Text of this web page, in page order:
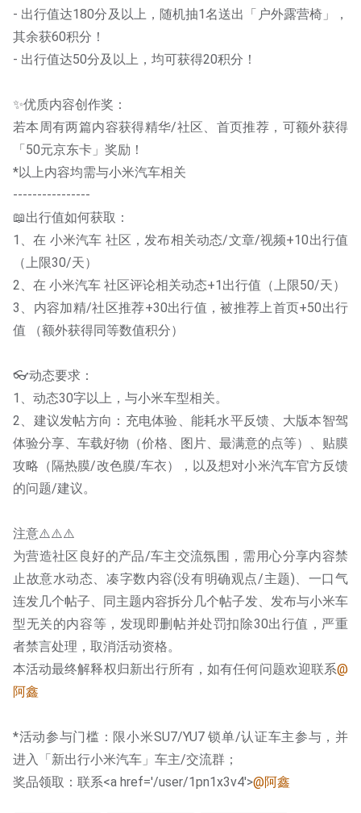
- 出行值达180分及以上，随机抽1名送出「户外露营椅」，
其余获60积分！
- 出行值达50分及以上，均可获得20积分！
✨优质内容创作奖：
若本周有两篇内容获得精华/社区、首页推荐，可额外获得
「50元京东卡」奖励！
*以上内容均需与小米汽车相关
----------------
📖出行值如何获取：
1、在 小米汽车 社区，发布相关动态/文章/视频+10出行值
（上限30/天）
2、在 小米汽车 社区评论相关动态+1出行值（上限50/天）
3、内容加精/社区推荐+30出行值，被推荐上首页+50出行
值 （额外获得同等数值积分）
👓动态要求：
1、动态30字以上，与小米车型相关。
2、建议发帖方向：充电体验、能耗水平反馈、大版本智驾
体验分享、车载好物（价格、图片、最满意的点等）、贴膜
攻略（隔热膜/改色膜/车衣），以及想对小米汽车官方反馈
的问题/建议。
注意⚠️⚠️⚠️
为营造社区良好的产品/车主交流氛围，需用心分享内容禁
止故意水动态、凑字数内容(没有明确观点/主题)、一口气
连发几个帖子、同主题内容拆分几个帖子发、发布与小米车
型无关的内容等，发现即删帖并处罚扣除30出行值，严重
者禁言处理，取消活动资格。
本活动最终解释权归新出行所有，如有任何问题欢迎联系@
阿鑫
*活动参与门槛：限小米SU7/YU7 锁单/认证车主参与，并
进入「新出行小米汽车」车主/交流群；
奖品领取：联系<a href='/user/1pn1x3v4'>@阿鑫